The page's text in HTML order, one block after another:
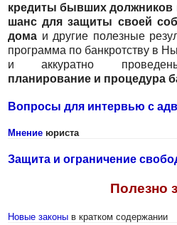
кредиты бывших должников
шанс для защиты своей
дома и другие полезные
программа по банкротству в
и аккуратно
планирование и процедура
Вопросы для интервью с
Мнение юриста
Защита и ограничение
Полезно
Новые законы в кратком содержании